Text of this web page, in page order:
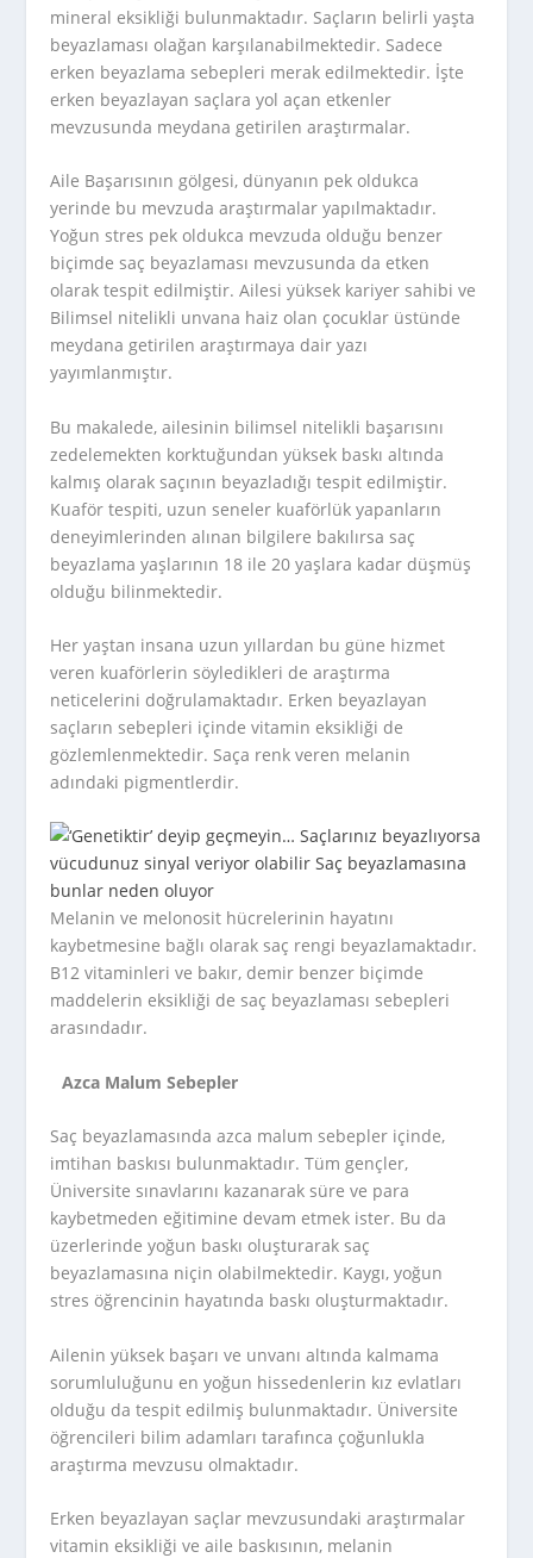
mineral eksikliği bulunmaktadır. Saçların belirli yaşta
beyazlaması olağan karşılanabilmektedir. Sadece
erken beyazlama sebepleri merak edilmektedir. İşte
erken beyazlayan saçlara yol açan etkenler
mevzusunda meydana getirilen araştırmalar.
Aile Başarısının gölgesi, dünyanın pek oldukca
yerinde bu mevzuda araştırmalar yapılmaktadır.
Yoğun stres pek oldukca mevzuda olduğu benzer
biçimde saç beyazlaması mevzusunda da etken
olarak tespit edilmiştir. Ailesi yüksek kariyer sahibi ve
Bilimsel nitelikli unvana haiz olan çocuklar üstünde
meydana getirilen araştırmaya dair yazı
yayımlanmıştır.
Bu makalede, ailesinin bilimsel nitelikli başarısını
zedelemekten korktuğundan yüksek baskı altında
kalmış olarak saçının beyazladığı tespit edilmiştir.
Kuaför tespiti, uzun seneler kuaförlük yapanların
deneyimlerinden alınan bilgilere bakılırsa saç
beyazlama yaşlarının 18 ile 20 yaşlara kadar düşmüş
olduğu bilinmektedir.
Her yaştan insana uzun yıllardan bu güne hizmet
veren kuaförlerin söyledikleri de araştırma
neticelerini doğrulamaktadır. Erken beyazlayan
saçların sebepleri içinde vitamin eksikliği de
gözlemlenmektedir. Saça renk veren melanin
adındaki pigmentlerdir.
Melanin ve melonosit hücrelerinin hayatını
kaybetmesine bağlı olarak saç rengi beyazlamaktadır.
B12 vitaminleri ve bakır, demir benzer biçimde
maddelerin eksikliği de saç beyazlaması sebepleri
arasındadır.
Azca Malum Sebepler
Saç beyazlamasında azca malum sebepler içinde,
imtihan baskısı bulunmaktadır. Tüm gençler,
Üniversite sınavlarını kazanarak süre ve para
kaybetmeden eğitimine devam etmek ister. Bu da
üzerlerinde yoğun baskı oluşturarak saç
beyazlamasına niçin olabilmektedir. Kaygı, yoğun
stres öğrencinin hayatında baskı oluşturmaktadır.
Ailenin yüksek başarı ve unvanı altında kalmama
sorumluluğunu en yoğun hissedenlerin kız evlatları
olduğu da tespit edilmiş bulunmaktadır. Üniversite
öğrencileri bilim adamları tarafınca çoğunlukla
araştırma mevzusu olmaktadır.
Erken beyazlayan saçlar mevzusundaki araştırmalar
vitamin eksikliği ve aile baskısının, melanin